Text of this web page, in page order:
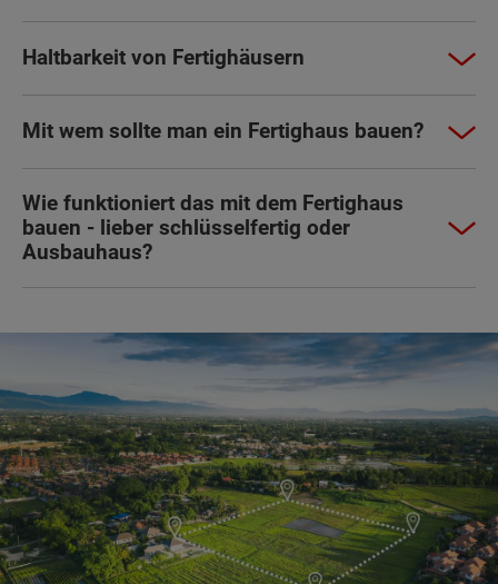
Haltbarkeit von Fertighäusern
Mit wem sollte man ein Fertighaus bauen?
Wie funktioniert das mit dem Fertighaus
bauen - lieber schlüsselfertig oder
Ausbauhaus?